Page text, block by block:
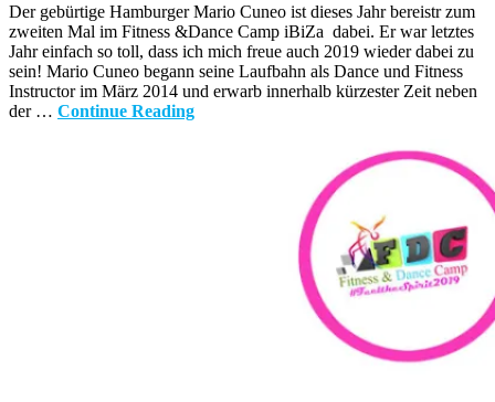
Der gebürtige Hamburger Mario Cuneo ist dieses Jahr bereistr zum
zweiten Mal im Fitness &Dance Camp iBiZa dabei. Er war letztes
Jahr einfach so toll, dass ich mich freue auch 2019 wieder dabei zu
sein! Mario Cuneo begann seine Laufbahn als Dance und Fitness
Instructor im März 2014 und erwarb innerhalb kürzester Zeit neben
der … Continue Reading